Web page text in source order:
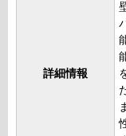
詳細情報